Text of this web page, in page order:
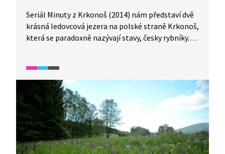
Seriál Minuty z Krkonoš (2014) nám představí dvě
krásná ledovcová jezera na polské straně Krkonoš,
která se paradoxně nazývají stavy, česky rybníky.